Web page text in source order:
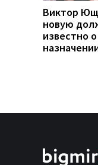
Виктор
новую
известно